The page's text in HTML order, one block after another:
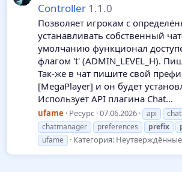
Controller 1.1.0
Позволяет игрокам с
устанавливать собственный
умолчанию функционал
флагом 't' (ADMIN_LEVEL_H).
Так-же в чат пишите свой
[MegaPlayer] и он будет
Использует API плагина Chat...
ufame Ресурс 07.06.2026 api chat
chatmanager
preferences prefix
ufame
Категория: Неутверждённые